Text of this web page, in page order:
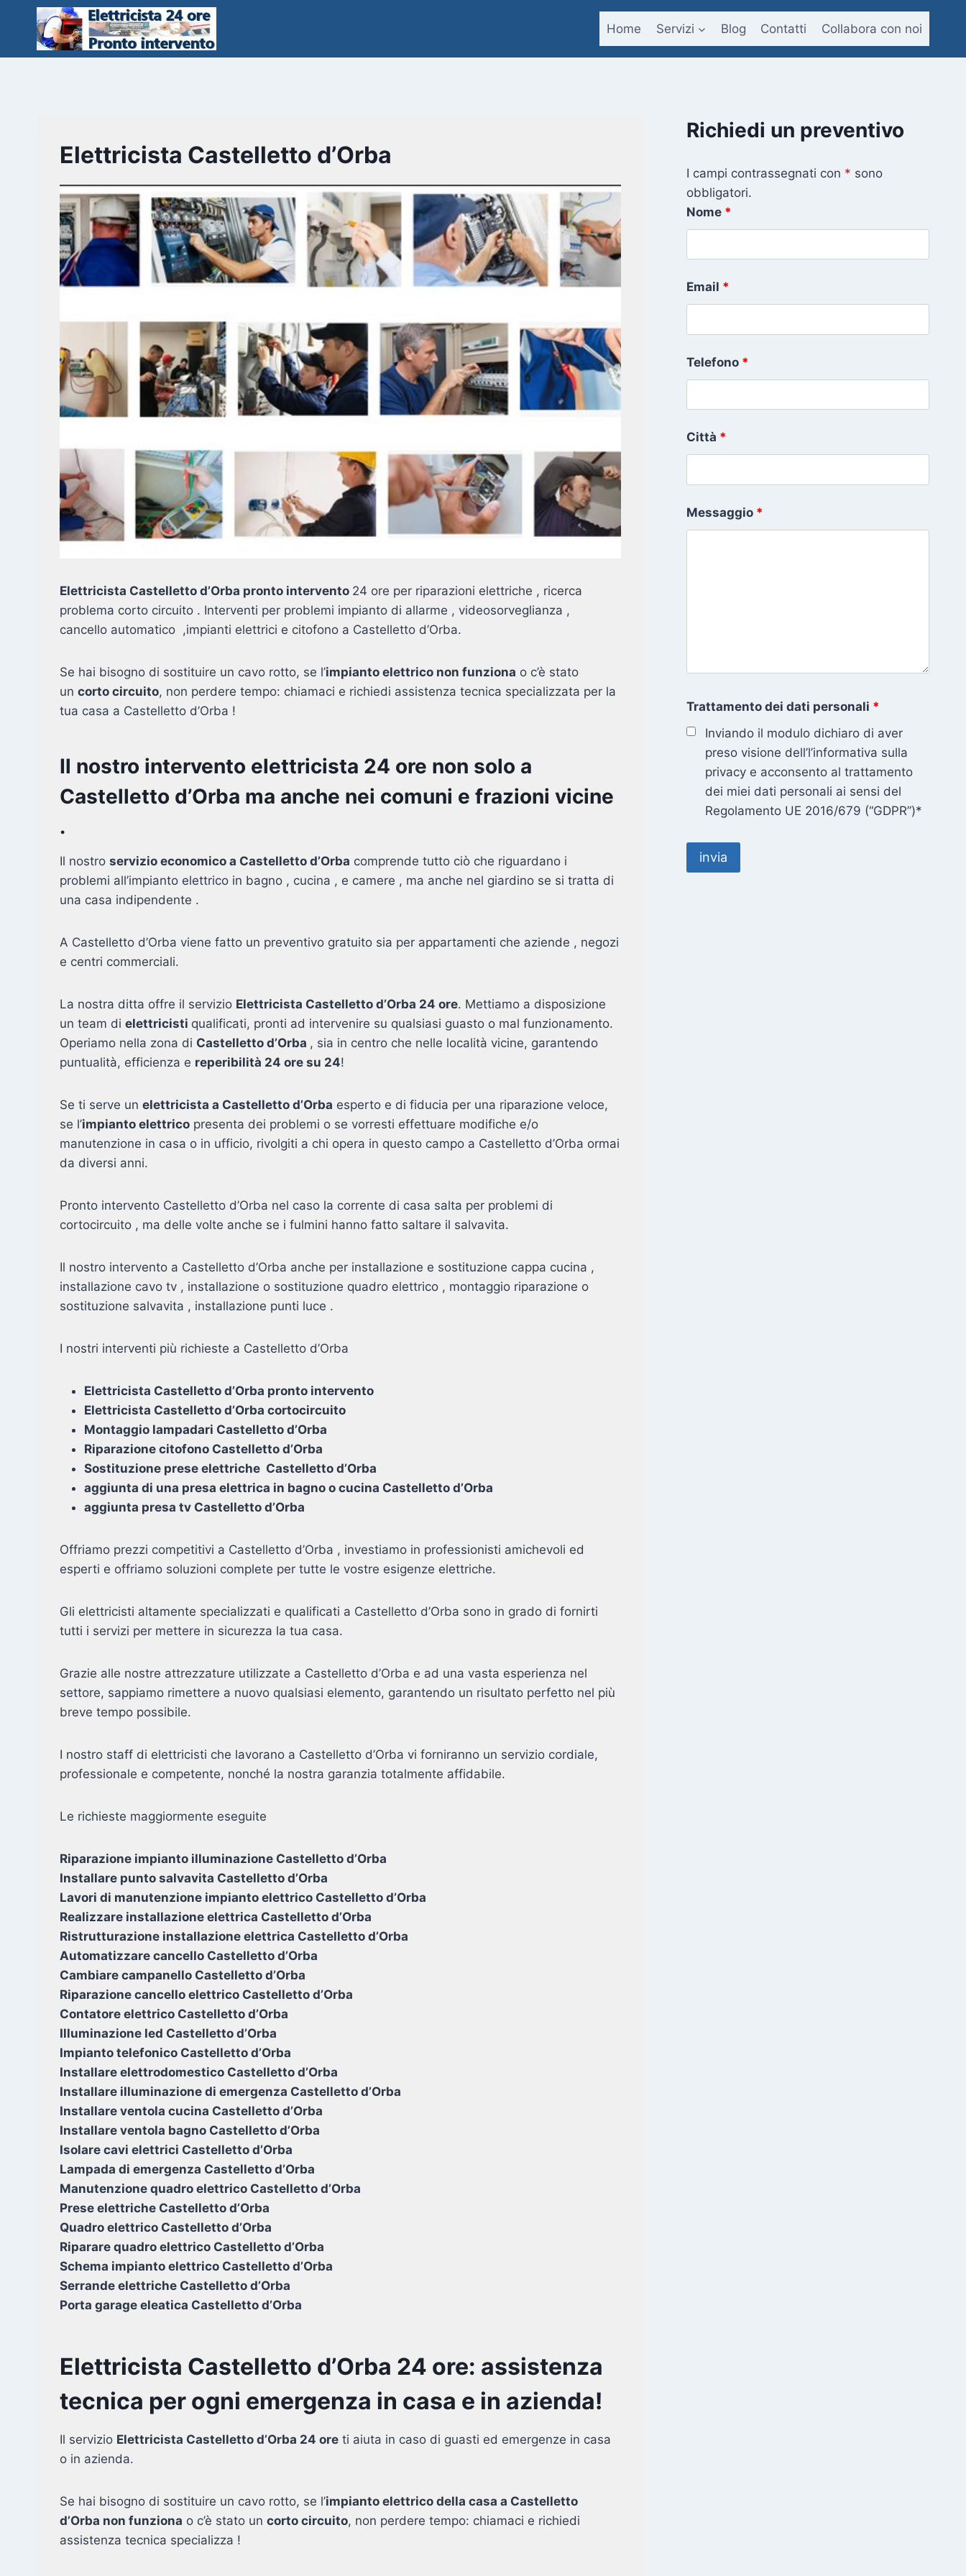
contenuto
Home Servizi Blog Contatti Collabora con noi
Elettricista Castelletto d’Orba
Elettricista Castelletto d’Orba pronto intervento 24 ore per riparazioni elettriche , ricerca
problema corto circuito . Interventi per problemi impianto di allarme , videosorveglianza ,
cancello automatico ,impianti elettrici e citofono a Castelletto d’Orba.
Se hai bisogno di sostituire un cavo rotto, se l’impianto elettrico non funziona o c’è stato
un corto circuito, non perdere tempo: chiamaci e richiedi assistenza tecnica specializzata per la
tua casa a Castelletto d’Orba !
Il nostro intervento elettricista 24 ore non solo a
Castelletto d’Orba ma anche nei comuni e frazioni vicine
.
Il nostro servizio economico a Castelletto d’Orba comprende tutto ciò che riguardano i
problemi all’impianto elettrico in bagno , cucina , e camere , ma anche nel giardino se si tratta di
una casa indipendente .
A Castelletto d’Orba viene fatto un preventivo gratuito sia per appartamenti che aziende , negozi
e centri commerciali.
La nostra ditta offre il servizio Elettricista Castelletto d’Orba 24 ore. Mettiamo a disposizione
un team di elettricisti qualificati, pronti ad intervenire su qualsiasi guasto o mal funzionamento.
Operiamo nella zona di Castelletto d’Orba , sia in centro che nelle località vicine, garantendo
puntualità, efficienza e reperibilità 24 ore su 24!
Se ti serve un elettricista a Castelletto d’Orba esperto e di fiducia per una riparazione veloce,
se l’impianto elettrico presenta dei problemi o se vorresti effettuare modifiche e/o
manutenzione in casa o in ufficio, rivolgiti a chi opera in questo campo a Castelletto d’Orba ormai
da diversi anni.
Pronto intervento Castelletto d’Orba nel caso la corrente di casa salta per problemi di
cortocircuito , ma delle volte anche se i fulmini hanno fatto saltare il salvavita.
Il nostro intervento a Castelletto d’Orba anche per installazione e sostituzione cappa cucina ,
installazione cavo tv , installazione o sostituzione quadro elettrico , montaggio riparazione o
sostituzione salvavita , installazione punti luce .
I nostri interventi più richieste a Castelletto d’Orba
Elettricista Castelletto d’Orba pronto intervento
Elettricista Castelletto d’Orba cortocircuito
Montaggio lampadari Castelletto d’Orba
Riparazione citofono Castelletto d’Orba
Sostituzione prese elettriche Castelletto d’Orba
aggiunta di una presa elettrica in bagno o cucina Castelletto d’Orba
aggiunta presa tv Castelletto d’Orba
Offriamo prezzi competitivi a Castelletto d’Orba , investiamo in professionisti amichevoli ed
esperti e offriamo soluzioni complete per tutte le vostre esigenze elettriche.
Gli elettricisti altamente specializzati e qualificati a Castelletto d’Orba sono in grado di fornirti
tutti i servizi per mettere in sicurezza la tua casa.
Grazie alle nostre attrezzature utilizzate a Castelletto d’Orba e ad una vasta esperienza nel
settore, sappiamo rimettere a nuovo qualsiasi elemento, garantendo un risultato perfetto nel più
breve tempo possibile.
I nostro staff di elettricisti che lavorano a Castelletto d’Orba vi forniranno un servizio cordiale,
professionale e competente, nonché la nostra garanzia totalmente affidabile.
Le richieste maggiormente eseguite
Riparazione impianto illuminazione Castelletto d’Orba
Installare punto salvavita Castelletto d’Orba
Lavori di manutenzione impianto elettrico Castelletto d’Orba
Realizzare installazione elettrica Castelletto d’Orba
Ristrutturazione installazione elettrica Castelletto d’Orba
Automatizzare cancello Castelletto d’Orba
Cambiare campanello Castelletto d’Orba
Riparazione cancello elettrico Castelletto d’Orba
Contatore elettrico Castelletto d’Orba
Illuminazione led Castelletto d’Orba
Impianto telefonico Castelletto d’Orba
Installare elettrodomestico Castelletto d’Orba
Installare illuminazione di emergenza Castelletto d’Orba
Installare ventola cucina Castelletto d’Orba
Installare ventola bagno Castelletto d’Orba
Isolare cavi elettrici Castelletto d’Orba
Lampada di emergenza Castelletto d’Orba
Manutenzione quadro elettrico Castelletto d’Orba
Prese elettriche Castelletto d’Orba
Quadro elettrico Castelletto d’Orba
Riparare quadro elettrico Castelletto d’Orba
Schema impianto elettrico Castelletto d’Orba
Serrande elettriche Castelletto d’Orba
Porta garage eleatica Castelletto d’Orba
Elettricista Castelletto d’Orba 24 ore: assistenza
tecnica per ogni emergenza in casa e in azienda!
Il servizio Elettricista Castelletto d’Orba 24 ore ti aiuta in caso di guasti ed emergenze in casa
o in azienda.
Se hai bisogno di sostituire un cavo rotto, se l’impianto elettrico della casa a Castelletto
d’Orba non funziona o c’è stato un corto circuito, non perdere tempo: chiamaci e richiedi
assistenza tecnica specializza !
Richiedi un preventivo
I campi contrassegnati con * sono
obbligatori.
Nome *
Email *
Telefono *
Città *
Messaggio *
Trattamento dei dati personali *
Inviando il modulo dichiaro di aver
preso visione dell’l’informativa sulla
privacy e acconsento al trattamento
dei miei dati personali ai sensi del
Regolamento UE 2016/679 (“GDPR”)*